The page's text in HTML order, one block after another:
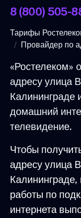
8 (800) 505-
Тарифы
Провайдер по
«Ростелеком»
адресу улица
Калининграде
домашний
телевидение.
Чтобы
адресу улица
Калининграде,
работы по
интернета